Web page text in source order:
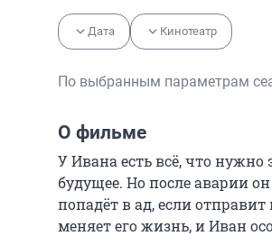
Дата Кинотеатр
По выбранным параметрам
О фильме
У Ивана есть всё, что
будущее. Но после аварии
попадёт в ад, если
меняет его жизнь, и Иван